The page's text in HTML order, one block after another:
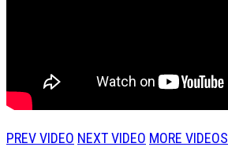
PREV VIDEO NEXT VIDEO MORE VIDEOS